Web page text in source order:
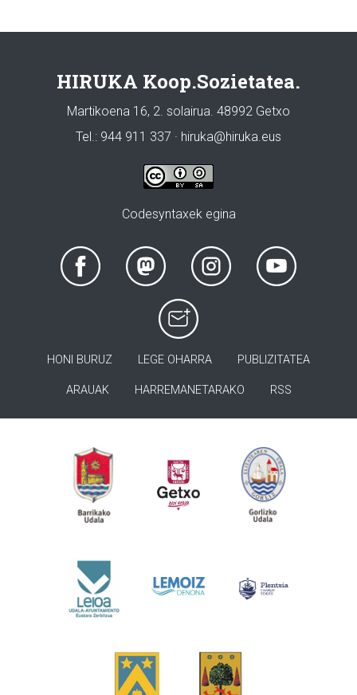
HIRUKA Koop.Sozietatea.
Martikoena 16, 2. solairua. 48992 Getxo
Tel.: 944 911 337 · hiruka@hiruka.eus
Codesyntaxek egina
HONI BURUZ LEGE OHARRA PUBLIZITATEA
ARAUAK HARREMANETARAKO RSS